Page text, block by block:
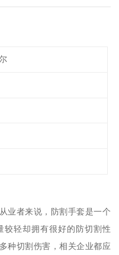
业者来说，防割手套是一个
轻却拥有很好的防切割性
种切割伤害，相关企业都应